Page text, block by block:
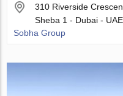
310 Riverside
Sheba 1 - Dubai - UAE
Sobha Group